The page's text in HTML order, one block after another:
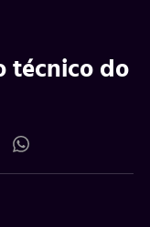
técnico do